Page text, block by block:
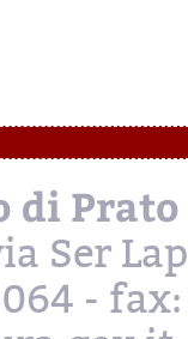
di Prato
Ser
- fax: